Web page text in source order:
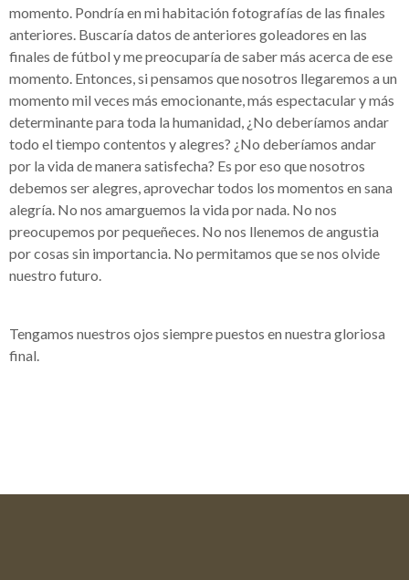
momento. Pondría en mi habitación fotografías de las finales
anteriores. Buscaría datos de anteriores goleadores en las
finales de fútbol y me preocuparía de saber más acerca de ese
momento. Entonces, si pensamos que nosotros llegaremos a un
momento mil veces más emocionante, más espectacular y más
determinante para toda la humanidad, ¿No deberíamos andar
todo el tiempo contentos y alegres? ¿No deberíamos andar
por la vida de manera satisfecha? Es por eso que nosotros
debemos ser alegres, aprovechar todos los momentos en sana
alegría. No nos amarguemos la vida por nada. No nos
preocupemos por pequeñeces. No nos llenemos de angustia
por cosas sin importancia. No permitamos que se nos olvide
nuestro futuro.
Tengamos nuestros ojos siempre puestos en nuestra gloriosa
final.